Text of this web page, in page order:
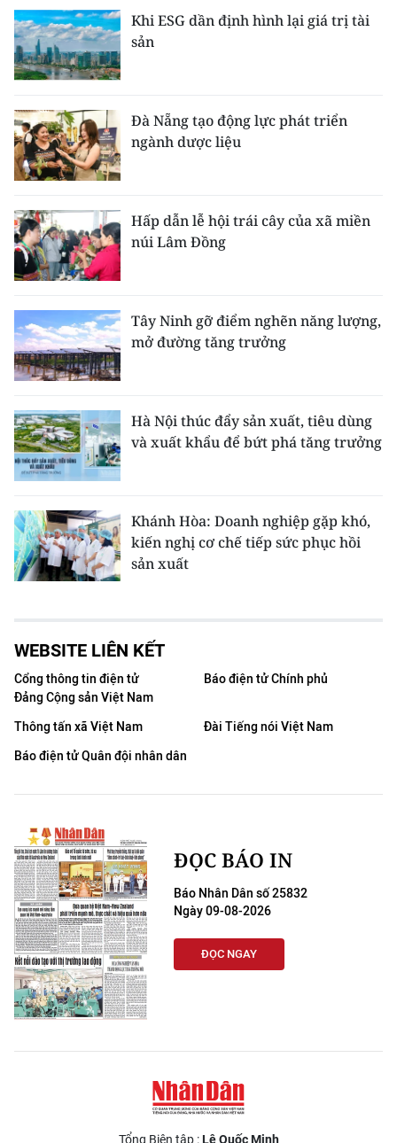
Khi ESG dần định hình lại giá trị tài
sản
Đà Nẵng tạo động lực phát triển
ngành dược liệu
Hấp dẫn lễ hội trái cây của xã miền
núi Lâm Đồng
Tây Ninh gỡ điểm nghẽn năng lượng,
mở đường tăng trưởng
Hà Nội thúc đẩy sản xuất, tiêu dùng
và xuất khẩu để bứt phá tăng trưởng
Khánh Hòa: Doanh nghiệp gặp khó,
kiến nghị cơ chế tiếp sức phục hồi
sản xuất
WEBSITE LIÊN KẾT
Cổng thông tin điện tử
Đảng Cộng sản Việt Nam
Báo điện tử Chính phủ
Thông tấn xã Việt Nam
Đài Tiếng nói Việt Nam
Báo điện tử Quân đội nhân dân
ĐỌC BÁO IN
Báo Nhân Dân số 25832
Ngày 09-08-2026
ĐỌC NGAY
Tổng Biên tập :Lê Quốc Minh